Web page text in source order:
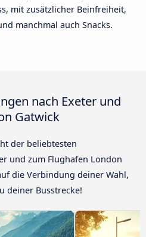
mit zusätzlicher Beinfreiheit,
manchmal auch Snacks.
nach Exeter und
Gatwick
der beliebtesten
und zum Flughafen London
die Verbindung deiner Wahl,
deiner Busstrecke!